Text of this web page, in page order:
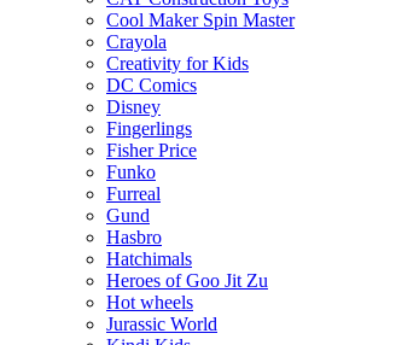
Cool Maker Spin Master
Crayola
Creativity for Kids
DC Comics
Disney
Fingerlings
Fisher Price
Funko
Furreal
Gund
Hasbro
Hatchimals
Heroes of Goo Jit Zu
Hot wheels
Jurassic World